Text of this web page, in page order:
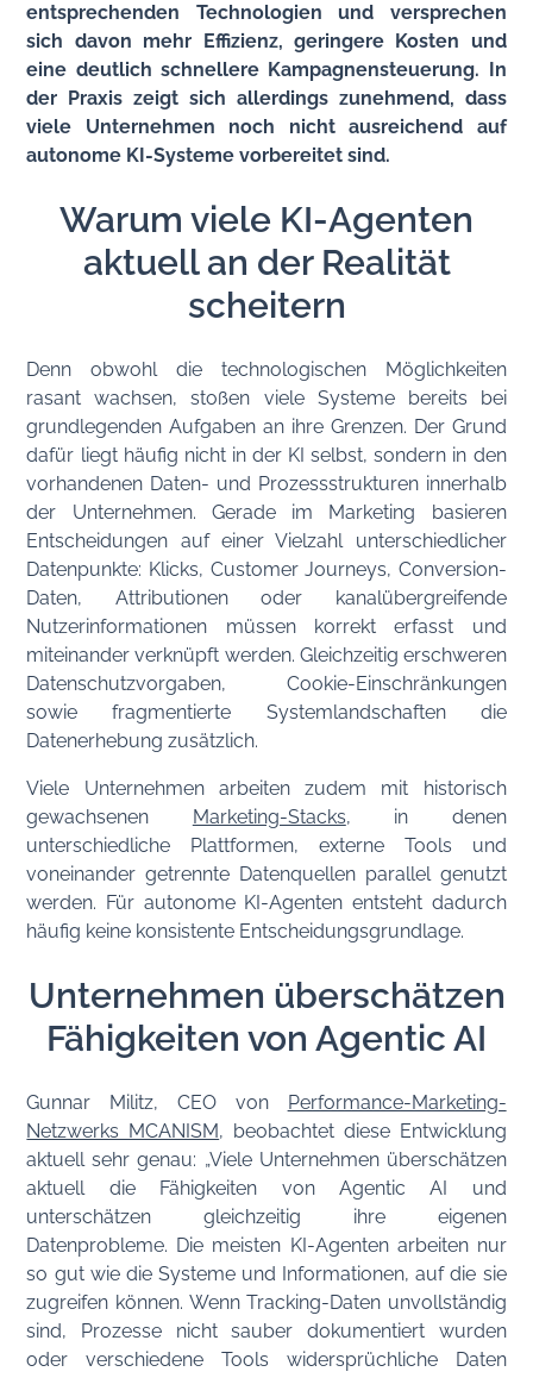
entsprechenden Technologien und versprechen
sich davon mehr Effizienz, geringere Kosten und
eine deutlich schnellere Kampagnensteuerung. In
der Praxis zeigt sich allerdings zunehmend, dass
viele Unternehmen noch nicht ausreichend auf
autonome KI-Systeme vorbereitet sind.
Warum viele KI-Agenten
aktuell an der Realität
scheitern
Denn obwohl die technologischen Möglichkeiten
rasant wachsen, stoßen viele Systeme bereits bei
grundlegenden Aufgaben an ihre Grenzen. Der Grund
dafür liegt häufig nicht in der KI selbst, sondern in den
vorhandenen Daten- und Prozessstrukturen innerhalb
der Unternehmen. Gerade im Marketing basieren
Entscheidungen auf einer Vielzahl unterschiedlicher
Datenpunkte: Klicks, Customer Journeys, Conversion-
Daten, Attributionen oder kanalübergreifende
Nutzerinformationen müssen korrekt erfasst und
miteinander verknüpft werden. Gleichzeitig erschweren
Datenschutzvorgaben, Cookie-Einschränkungen
sowie fragmentierte Systemlandschaften die
Datenerhebung zusätzlich.
Viele Unternehmen arbeiten zudem mit historisch
gewachsenen
Marketing-Stacks, in denen
unterschiedliche Plattformen, externe Tools und
voneinander getrennte Datenquellen parallel genutzt
werden. Für autonome KI-Agenten entsteht dadurch
häufig keine konsistente Entscheidungsgrundlage.
Unternehmen überschätzen
Fähigkeiten von Agentic AI
Gunnar Militz, CEO von
Performance-Marketing-
Netzwerks MCANISM, beobachtet diese Entwicklung
aktuell sehr genau: „Viele Unternehmen überschätzen
aktuell die Fähigkeiten von Agentic AI und
unterschätzen gleichzeitig ihre eigenen
Datenprobleme. Die meisten KI-Agenten arbeiten nur
so gut wie die Systeme und Informationen, auf die sie
zugreifen können. Wenn Tracking-Daten unvollständig
sind, Prozesse nicht sauber dokumentiert wurden
oder verschiedene Tools widersprüchliche Daten